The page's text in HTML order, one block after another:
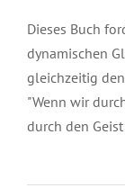
Dieses Buch
dynamischen
gleichzeitig
"Wenn wir
durch den